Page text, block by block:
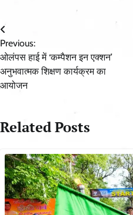
Post
navigation
Previous:
ओलंपस हाई में ‘कम्पैशन इन एक्शन’
अनुभवात्मक शिक्षण कार्यक्रम का
आयोजन
Related Posts